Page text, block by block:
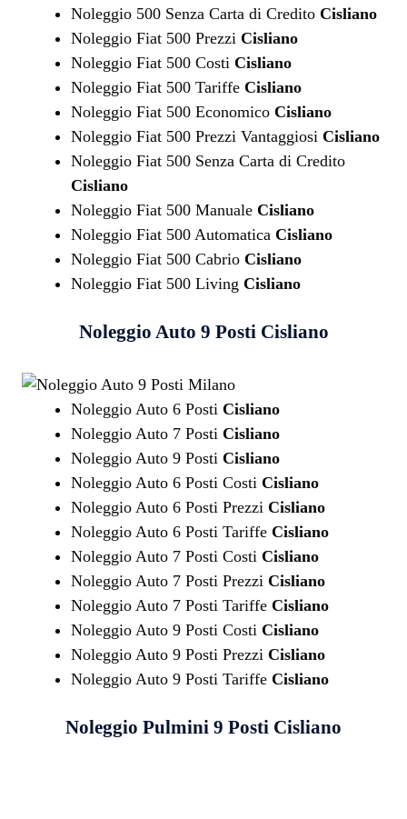
Noleggio 500 Senza Carta di Credito Cisliano
Noleggio Fiat 500 Prezzi Cisliano
Noleggio Fiat 500 Costi Cisliano
Noleggio Fiat 500 Tariffe Cisliano
Noleggio Fiat 500 Economico Cisliano
Noleggio Fiat 500 Prezzi Vantaggiosi Cisliano
Noleggio Fiat 500 Senza Carta di Credito
Cisliano
Noleggio Fiat 500 Manuale Cisliano
Noleggio Fiat 500 Automatica Cisliano
Noleggio Fiat 500 Cabrio Cisliano
Noleggio Fiat 500 Living Cisliano
Noleggio Auto 9 PostiCisliano
Noleggio Auto 6 Posti Cisliano
Noleggio Auto 7 Posti Cisliano
Noleggio Auto 9 Posti Cisliano
Noleggio Auto 6 Posti Costi Cisliano
Noleggio Auto 6 Posti Prezzi Cisliano
Noleggio Auto 6 Posti Tariffe Cisliano
Noleggio Auto 7 Posti Costi Cisliano
Noleggio Auto 7 Posti Prezzi Cisliano
Noleggio Auto 7 Posti Tariffe Cisliano
Noleggio Auto 9 Posti Costi Cisliano
Noleggio Auto 9 Posti Prezzi Cisliano
Noleggio Auto 9 Posti Tariffe Cisliano
Noleggio Pulmini 9 Posti Cisliano